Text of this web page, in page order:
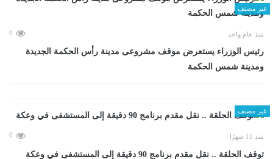
غير مصنف
منذ عام واحد 0
رئيس الوزراء يستعرض موقف مشروعى مدينة رأس الحكمة الجديدة
ومدينة شمس الحكمة
غير مصنف
منذ 11 شهرًا 0
توقف الحلقة .. نقل مقدم برنامج 90 دقيقة إلى المستشفى في وعكة